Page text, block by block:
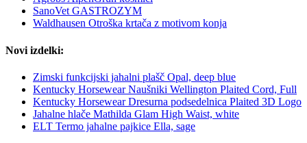
SanoVet GASTROZYM
Waldhausen Otroška krtača z motivom konja
Novi izdelki:
Zimski funkcijski jahalni plašč Opal, deep blue
Kentucky Horsewear Naušniki Wellington Plaited Cord, Full
Kentucky Horsewear Dresurna podsedelnica Plaited 3D Logo
Jahalne hlače Mathilda Glam High Waist, white
ELT Termo jahalne pajkice Ella, sage